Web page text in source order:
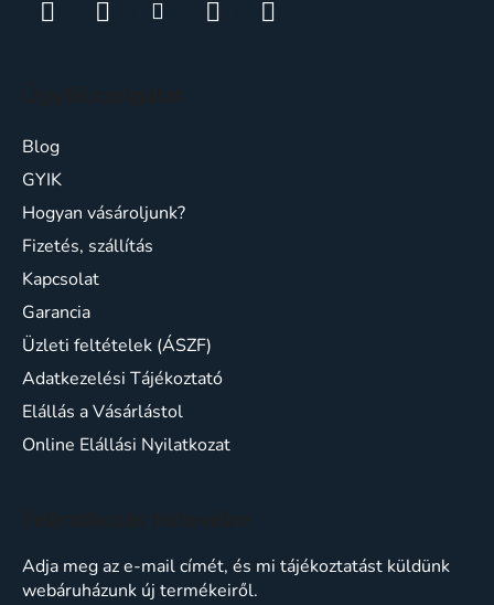
Blog
GYIK
Hogyan vásároljunk?
Fizetés, szállítás
Kapcsolat
Garancia
Üzleti feltételek (ÁSZF)
Adatkezelési Tájékoztató
Elállás a Vásárlástol
Online Elállási Nyilatkozat
Adja meg az e-mail címét, és mi tájékoztatást küldünk
webáruházunk új termékeiről.